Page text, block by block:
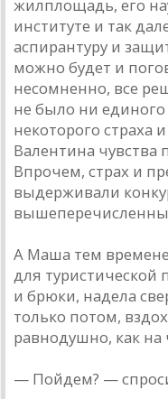
жилплощадь, его
институте и так
аспирантуру и
можно будет и
несомненно, все
не было ни
некоторого страха
Валентина чувства
Впрочем, страх и
выдерживали
А Маша тем
для туристической
и брюки, надела
только потом,
равнодушно, как на
— Пойдем? —